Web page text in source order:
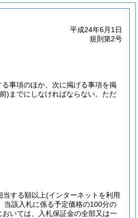
平成24年6月1日
規則第2号
事項のほか、次に掲げる事項を掲
) までにしなければならない。 ただ
当する額以上(インターネットを利用
当該入札に係る予定価格の100分の
いては、入札保証金の全部又は一